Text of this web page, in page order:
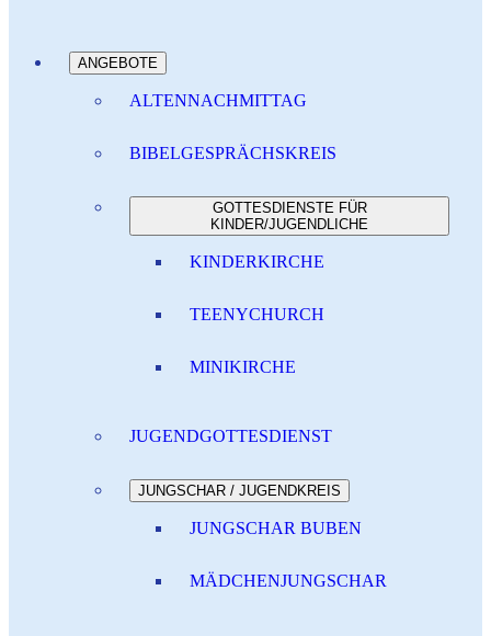
ANGEBOTE
ALTENNACHMITTAG
BIBELGESPRÄCHSKREIS
GOTTESDIENSTE FÜR
KINDER/JUGENDLICHE
KINDERKIRCHE
TEENYCHURCH
MINIKIRCHE
JUGENDGOTTESDIENST
JUNGSCHAR / JUGENDKREIS
JUNGSCHAR BUBEN
MÄDCHENJUNGSCHAR